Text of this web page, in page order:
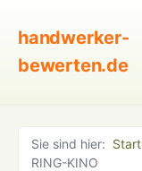
handwerker-
bewerten.de
Sie sind hier: Start
RING-KINO